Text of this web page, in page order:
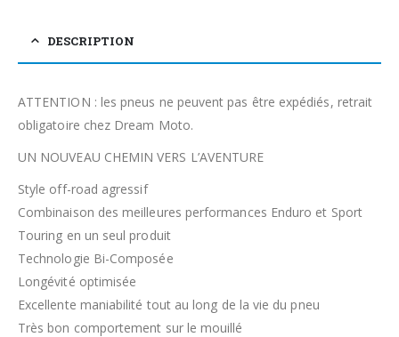
DESCRIPTION
ATTENTION : les pneus ne peuvent pas être expédiés, retrait
obligatoire chez Dream Moto.
UN NOUVEAU CHEMIN VERS L’AVENTURE
Style off-road agressif
Combinaison des meilleures performances Enduro et Sport
Touring en un seul produit
Technologie Bi-Composée
Longévité optimisée
Excellente maniabilité tout au long de la vie du pneu
Très bon comportement sur le mouillé